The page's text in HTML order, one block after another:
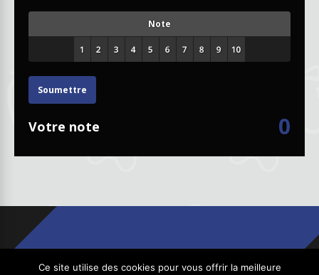
Note
Soumettre
Votre note 0
Copyright © 2026 GhostPool.com . Tous droits réservés.
Ce site utilise des cookies pour vous offrir la meilleure